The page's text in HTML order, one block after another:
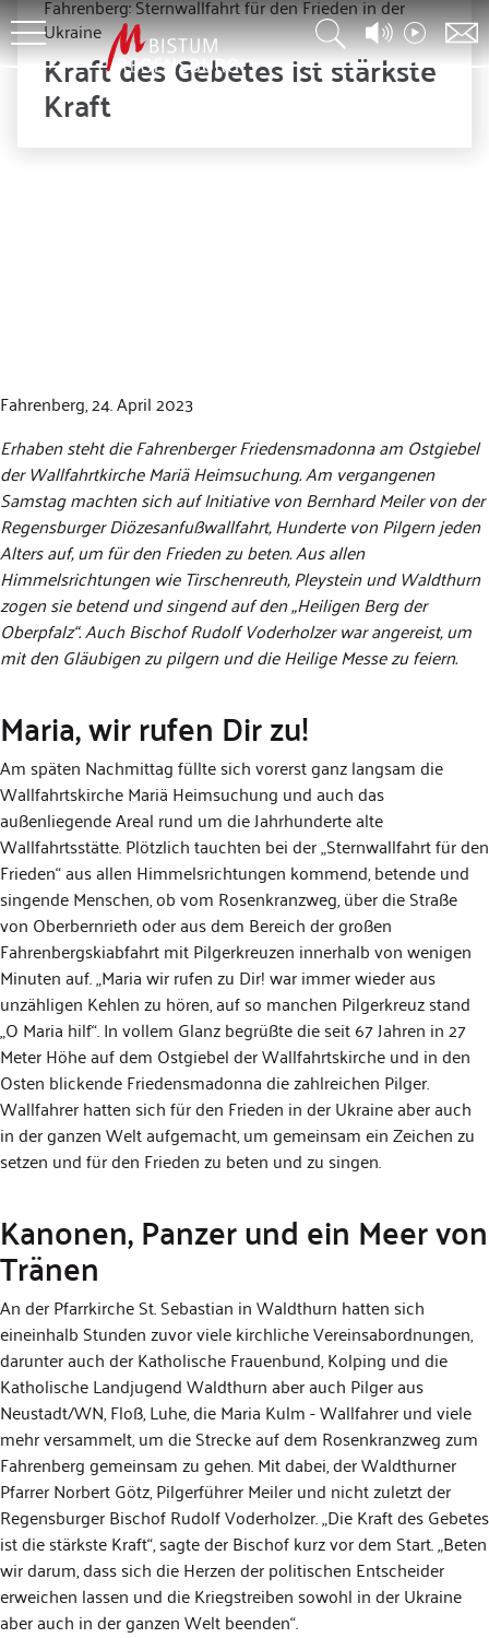
Fahrenberg: Sternwallfahrt für den Frieden in der
Ukraine
Kraft des Gebetes ist stärkste
Kraft
Fahrenberg, 24. April 2023
Erhaben steht die Fahrenberger Friedensmadonna am Ostgiebel
der Wallfahrtkirche Mariä Heimsuchung. Am vergangenen
Samstag machten sich auf Initiative von Bernhard Meiler von der
Regensburger Diözesanfußwallfahrt, Hunderte von Pilgern jeden
Alters auf, um für den Frieden zu beten. Aus allen
Himmelsrichtungen wie Tirschenreuth, Pleystein und Waldthurn
zogen sie betend und singend auf den „Heiligen Berg der
Oberpfalz“. Auch Bischof Rudolf Voderholzer war angereist, um
mit den Gläubigen zu pilgern und die Heilige Messe zu feiern.
Maria, wir rufen Dir zu!
Am späten Nachmittag füllte sich vorerst ganz langsam die
Wallfahrtskirche Mariä Heimsuchung und auch das
außenliegende Areal rund um die Jahrhunderte alte
Wallfahrtsstätte. Plötzlich tauchten bei der „Sternwallfahrt für den
Frieden“ aus allen Himmelsrichtungen kommend, betende und
singende Menschen, ob vom Rosenkranzweg, über die Straße
von Oberbernrieth oder aus dem Bereich der großen
Fahrenbergskiabfahrt mit Pilgerkreuzen innerhalb von wenigen
Minuten auf. „Maria wir rufen zu Dir! war immer wieder aus
unzähligen Kehlen zu hören, auf so manchen Pilgerkreuz stand
„O Maria hilf“. In vollem Glanz begrüßte die seit 67 Jahren in 27
Meter Höhe auf dem Ostgiebel der Wallfahrtskirche und in den
Osten blickende Friedensmadonna die zahlreichen Pilger.
Wallfahrer hatten sich für den Frieden in der Ukraine aber auch
in der ganzen Welt aufgemacht, um gemeinsam ein Zeichen zu
setzen und für den Frieden zu beten und zu singen.
Kanonen, Panzer und ein Meer von
Tränen
An der Pfarrkirche St. Sebastian in Waldthurn hatten sich
eineinhalb Stunden zuvor viele kirchliche Vereinsabordnungen,
darunter auch der Katholische Frauenbund, Kolping und die
Katholische Landjugend Waldthurn aber auch Pilger aus
Neustadt/WN, Floß, Luhe, die Maria Kulm - Wallfahrer und viele
mehr versammelt, um die Strecke auf dem Rosenkranzweg zum
Fahrenberg gemeinsam zu gehen. Mit dabei, der Waldthurner
Pfarrer Norbert Götz, Pilgerführer Meiler und nicht zuletzt der
Regensburger Bischof Rudolf Voderholzer. „Die Kraft des Gebetes
ist die stärkste Kraft“, sagte der Bischof kurz vor dem Start. „Beten
wir darum, dass sich die Herzen der politischen Entscheider
erweichen lassen und die Kriegstreiben sowohl in der Ukraine
aber auch in der ganzen Welt beenden“.